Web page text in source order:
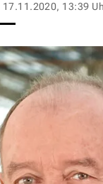
17.11.2020, 13:39